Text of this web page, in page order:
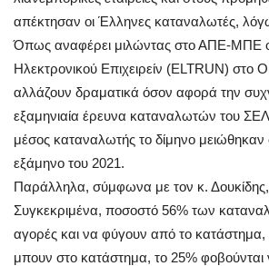
απέκτησαν οι Έλληνες καταναλωτές,
Όπως αναφέρει μιλώντας στο ΑΠΕ-ΜΠΕ ο
Ηλεκτρονικού Επιχειρείν (ELTRUN) στο
αλλάζουν δραματικά όσον αφορά την
εξαμηνιαία έρευνα καταναλωτών του
μέσος καταναλωτής το δίμηνο μειώθηκαν
εξάμηνο του 2021.
Παράλληλα, σύμφωνα με τον κ. Δουκίδης,
Συγκεκριμένα, ποσοστό 56% των
αγορές και να φύγουν από το
μπουν στο κατάστημα, το 25% φοβούνται